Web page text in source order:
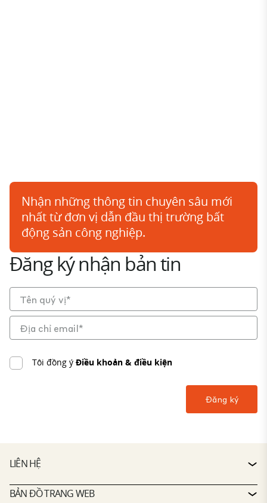
Đăng ký nhận bản tin
Tôi đồng ý Điều khoản & điều kiện
Nhận những thông tin chuyên sâu mới
nhất từ đơn vị dẫn đầu thị trường bất
động sản công nghiệp.
LIÊN HỆ
LIÊN HỆ
BẢN ĐỒ TRANG WEB